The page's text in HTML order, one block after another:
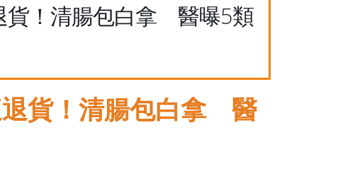
貨！清腸包白拿 醫曝5類
退貨！清腸包白拿 醫